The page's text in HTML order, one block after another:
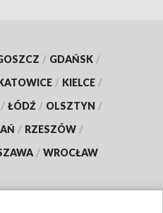
/ GDAŃSK /
/ KIELCE /
/ ŁÓDŹ / OLSZTYN /
/ RZESZÓW /
/ WROCŁAW